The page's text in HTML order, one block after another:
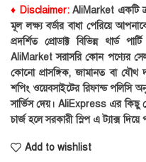
♦ Disclaimer:AliMarket একটি
মূল লক্ষ্য বর্ডার বাধা পেরিয়ে
প্রদর্শিত প্রোডাক্ট বিভিন্ন থার্ড
AliMarket সরাসরি কোন পণ্যের
কোনো প্রাসঙ্গিক, জামানত বা যৌথ
শপিং ওয়েবসাইটের রিফান্ড
সার্ভিস দেয়। AliExpress এর কিছু
চার্জ হলে সরকারী স্লিপ এ ট্যাক্স
Add to wishlist